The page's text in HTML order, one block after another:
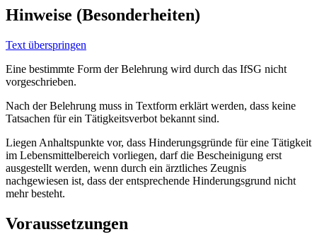
Hinweise (Besonderheiten)
Text überspringen
Eine bestimmte Form der Belehrung wird durch das IfSG nicht
vorgeschrieben.
Nach der Belehrung muss in Textform erklärt werden, dass keine
Tatsachen für ein Tätigkeitsverbot bekannt sind.
Liegen Anhaltspunkte vor, dass Hinderungsgründe für eine Tätigkeit
im Lebensmittelbereich vorliegen, darf die Bescheinigung erst
ausgestellt werden, wenn durch ein ärztliches Zeugnis
nachgewiesen ist, dass der entsprechende Hinderungsgrund nicht
mehr besteht.
Voraussetzungen